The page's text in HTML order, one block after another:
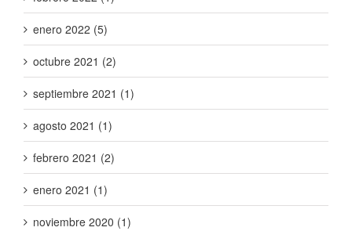
enero 2022 (5)
octubre 2021 (2)
septiembre 2021 (1)
agosto 2021 (1)
febrero 2021 (2)
enero 2021 (1)
noviembre 2020 (1)